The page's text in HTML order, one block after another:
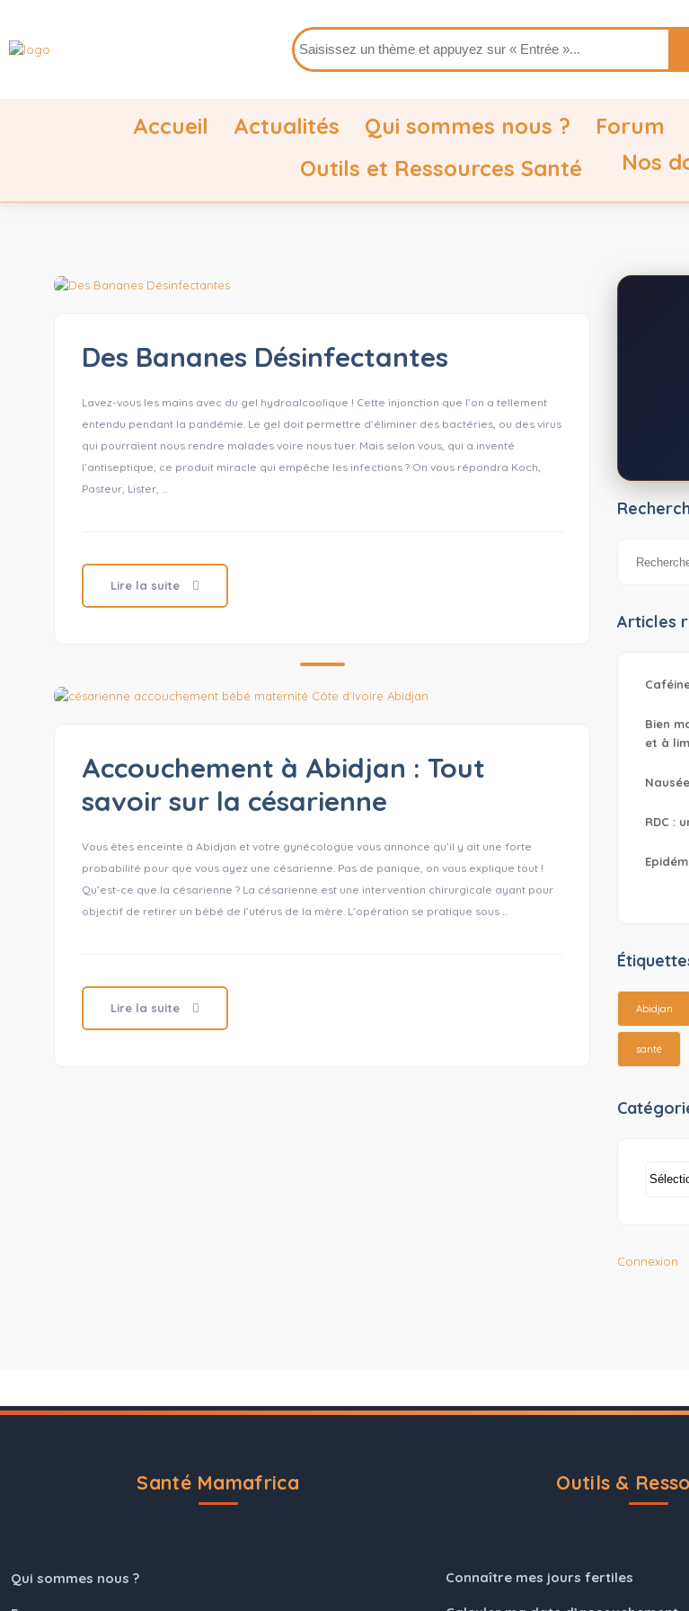
Accueil Actualités Qui sommes nous ? Forum
Outils et Ressources Santé
Nos
Des Bananes Désinfectantes
Lavez-vous les mains avec du gel hydroalcoolique ! Cette injonction que l’on a tellement
entendu pendant la pandémie. Le gel doit permettre d’éliminer des bactéries, ou des virus
qui pourraient nous rendre malades voire nous tuer. Mais selon vous, qui a inventé
l’antiseptique, ce produit miracle qui empêche les infections ? On vous répondra Koch,
Pasteur, Lister, …
Lire la suite
Accouchement à Abidjan : Tout
savoir sur la césarienne
Vous êtes enceinte à Abidjan et votre gynécologue vous annonce qu’il y ait une forte
probabilité pour que vous ayez une césarienne. Pas de panique, on vous explique tout !
Qu’est-ce que la césarienne ? La césarienne est une intervention chirurgicale ayant pour
objectif de retirer un bébé de l’utérus de la mère. L’opération se pratique sous …
Lire la suite
Articles
Bien
et à
RDC :
Abidjan
santé
Connexion
Santé Mamafrica Outils &
Qui sommes nous ? Connaître mes jours fertiles